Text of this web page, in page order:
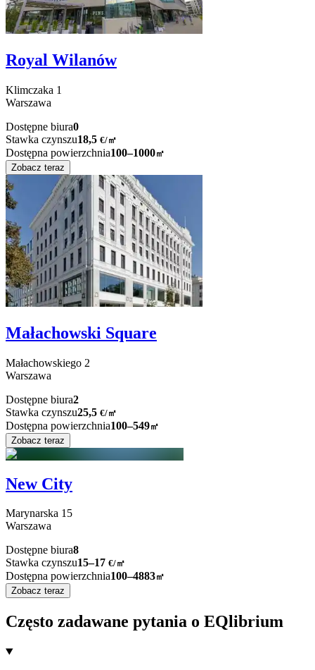
Royal Wilanów
Klimczaka 1
Warszawa
Dostępne biura0
Stawka czynszu18,5 €/㎡
Dostępna powierzchnia100–1000㎡
Zobacz teraz
Małachowski Square
Małachowskiego 2
Warszawa
Dostępne biura2
Stawka czynszu25,5 €/㎡
Dostępna powierzchnia100–549㎡
Zobacz teraz
New City
Marynarska 15
Warszawa
Dostępne biura8
Stawka czynszu15–17 €/㎡
Dostępna powierzchnia100–4883㎡
Zobacz teraz
Często zadawane pytania o EQlibrium